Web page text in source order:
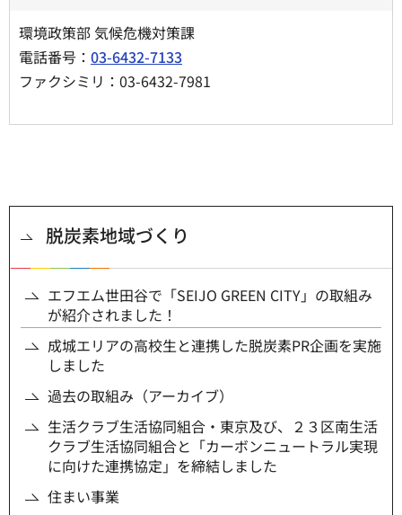
環境政策部 気候危機対策課
電話番号： 03-6432-7133
ファクシミリ：03-6432-7981
脱炭素地域づくり
エフエム世田谷で「SEIJO GREEN CITY」の取組み
が紹介されました！
成城エリアの高校生と連携した脱炭素PR企画を実施
しました
過去の取組み（アーカイブ）
生活クラブ生活協同組合・東京及び、２３区南生活
クラブ生活協同組合と「カーボンニュートラル実現
に向けた連携協定」を締結しました
住まい事業